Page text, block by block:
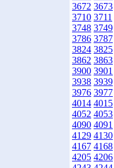
3672 3673
3710 3711
3748 3749
3786 3787
3824 3825
3862 3863
3900 3901
3938 3939
3976 3977
4014 4015
4052 4053
4090 4091
4129 4130
4167 4168
4205 4206